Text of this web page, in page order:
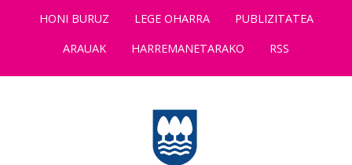
HONI BURUZ LEGE OHARRA
PUBLIZITATEA
ARAUAK
HARREMANETARAKO RSS